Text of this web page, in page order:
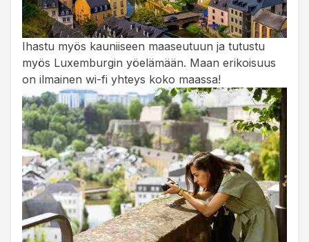
Ihastu myös kauniiseen maaseutuun ja tutustu
myös Luxemburgin yöelämään. Maan erikoisuus
on ilmainen wi-fi yhteys koko maassa!